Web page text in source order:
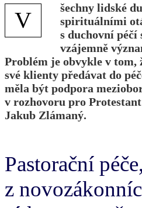
V
šechny lidské
spirituálními
s duchovní péčí
vzájemně
Problém je obvykle v tom,
své klienty předávat do
měla být podpora
v rozhovoru pro
Jakub Zlámaný.
Pastorační
z